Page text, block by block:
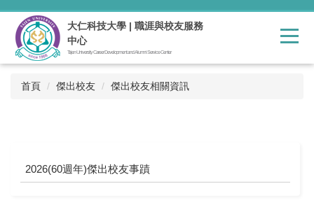
跳
主
要
內
大仁科技大學 | 職涯與校友服務
中心
Tajen University Career Development and Alumni Service Center
首頁 傑出校友 傑出校友相關資訊
2026(60週年)傑出校友事蹟